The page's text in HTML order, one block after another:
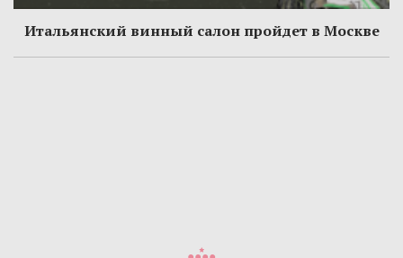
Итальянский винный салон пройдет в Москве